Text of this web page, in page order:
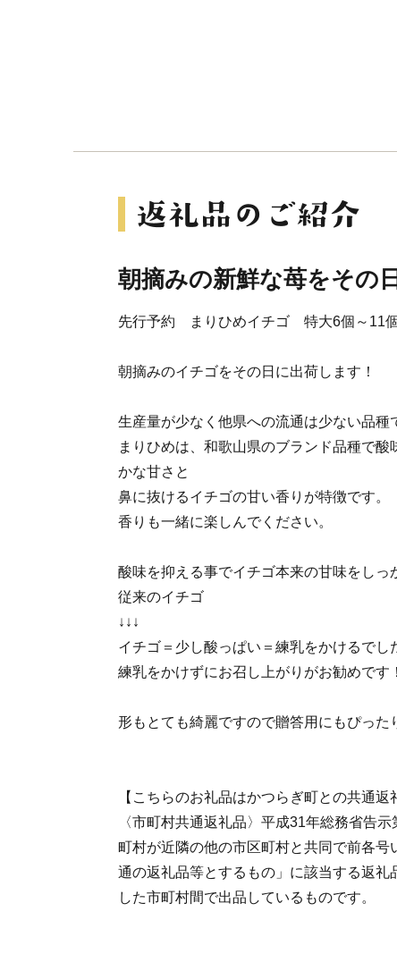
朝摘みの新鮮な苺をその
先行予約 まりひめイチゴ 特大6個～11
朝摘みのイチゴをその日に出荷します！
生産量が少なく他県への流通は少ない品種
まりひめは、和歌山県のブランド品種で
かな甘さと
鼻に抜けるイチゴの甘い香りが特徴です。
香りも一緒に楽しんでください。
酸味を抑える事でイチゴ本来の甘味をしっ
従来のイチゴ
↓↓↓
イチゴ＝少し酸っぱい＝練乳をかけるでし
練乳をかけずにお召し上がりがお勧めです！
形もとても綺麗ですので贈答用にもぴった
【こちらのお礼品はかつらぎ町との共通返
〈市町村共通返礼品〉平成31年総務省告
町村が近隣の他の市区町村と共同で前各号
通の返礼品等とするもの」に該当する返礼
した市町村間で出品しているものです。